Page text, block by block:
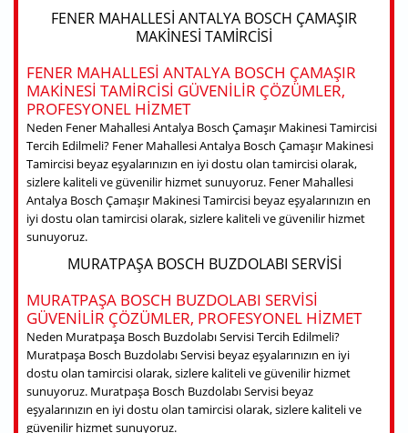
FENER MAHALLESI ANTALYA BOSCH ÇAMAŞIR
MAKINESI TAMIRCISI
FENER MAHALLESI ANTALYA BOSCH ÇAMAŞIR
MAKINESI TAMIRCISI GÜVENILIR ÇÖZÜMLER,
PROFESYONEL HIZMET
Neden Fener Mahallesi Antalya Bosch Çamaşır Makinesi Tamircisi
Tercih Edilmeli? Fener Mahallesi Antalya Bosch Çamaşır Makinesi
Tamircisi beyaz eşyalarınızın en iyi dostu olan tamircisi olarak,
sizlere kaliteli ve güvenilir hizmet sunuyoruz. Fener Mahallesi
Antalya Bosch Çamaşır Makinesi Tamircisi beyaz eşyalarınızın en
iyi dostu olan tamircisi olarak, sizlere kaliteli ve güvenilir hizmet
sunuyoruz.
MURATPAŞA BOSCH BUZDOLABI SERVISI
MURATPAŞA BOSCH BUZDOLABI SERVISI
GÜVENILIR ÇÖZÜMLER, PROFESYONEL HIZMET
Neden Muratpaşa Bosch Buzdolabı Servisi Tercih Edilmeli?
Muratpaşa Bosch Buzdolabı Servisi beyaz eşyalarınızın en iyi
dostu olan tamircisi olarak, sizlere kaliteli ve güvenilir hizmet
sunuyoruz. Muratpaşa Bosch Buzdolabı Servisi beyaz
eşyalarınızın en iyi dostu olan tamircisi olarak, sizlere kaliteli ve
güvenilir hizmet sunuyoruz.